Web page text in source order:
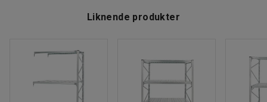
Liknende produkter